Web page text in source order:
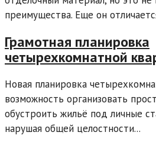
преимущества. Еще он
Грамотная планировка
четырехкомнатной
Новая планировка
возможность организовать
обустроить жильё под личные
нарушая общей целостности...